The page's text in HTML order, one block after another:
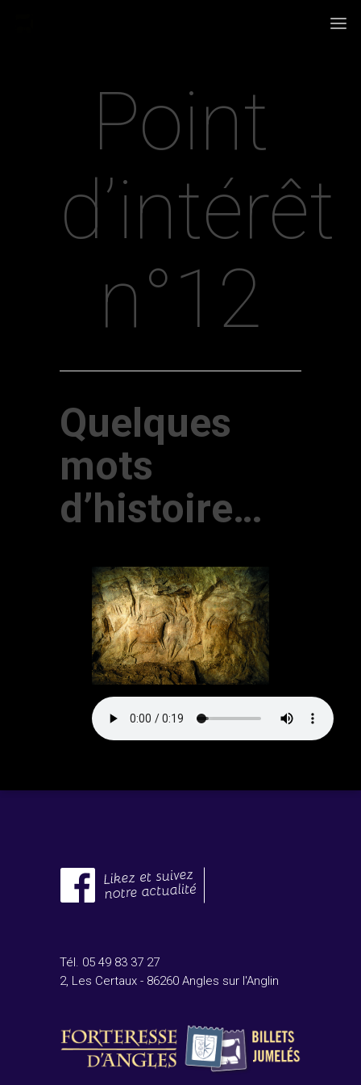
Point
d’intérêt
n°12
Quelques
mots
d’histoire…
Tél. 05 49 83 37 27
2, Les Certaux - 86260 Angles sur l'Anglin